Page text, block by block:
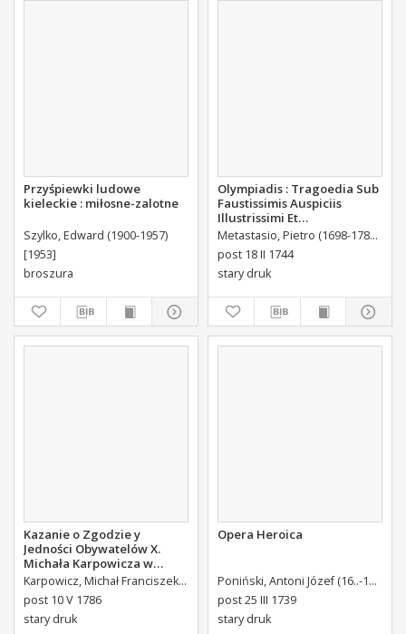
Przyśpiewki ludowe
kieleckie : miłosne-zalotne
Szylko, Edward (1900-1957)
[1953]
broszura
Olympiadis : Tragoedia Sub
Faustissimis Auspiciis
Illustrissimi Et
Eccellentissimi Comitis De
Brühl Liberi Baronis de
Forste & de Pfoerthen [...]
Metastasio, Pietro (1698-1782)
post 18 II 1744
stary druk
Kazanie o Zgodzie y
Jedności Obywatelów X.
Michała Karpowicza w
Uroczystosc Imienin [...]
Stanisława Augusta Krola
Miane [...].
Karpowicz, Michał Franciszek (1744-1803)
post 10 V 1786
stary druk
Opera Heroica
Poniński, Antoni Józef (16..-1742).
post 25 III 1739
stary druk